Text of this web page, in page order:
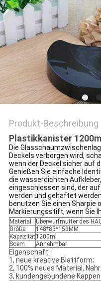
PRIVACY
POLICY
Produkt-Beschreibung
Plastikkanister
Die
Deckels verborgen wird,
wenn der Deckel sicher auf
Genießen Sie einfache
die wasserdichten
eingeschlossen sind, der
werden und gehaftet
benutzen Sie einen Sharpie
Markierungsstift, wenn Sie
Material
Überwurfmutter des
Größe
148*83*153MM
Kapazität1200ml
Soem
Annehmbar
Eigenschaft:
1, neue kreative Blattform;
2, 100% neues Material,
3, kundengebundene